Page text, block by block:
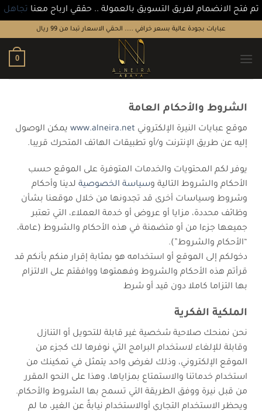
تم فتح الانضمام لفريق التسويق بالعمولة .. حققي ارباح معنا تجاهل
عبايات بجودة عالية بسعر خرافي ..... الحقي الاسعار تبدا من 99 ريال
0
الشروط والأحكام العامة
موقع عبايات النيرة الإلكتروني www.alneira.net يمكن الوصول
إليه عن طريق الإنترنت و/أو تطبيقات الهاتف المتحرك قريبا.
يوفر لكم المحتويات والخدمات المتوفرة على الموقع حسب
الأحكام والشروط التالية وسياسة الخصوصية لدينا وأحكام
وشروط وسياسات أخرى قد تجدونها من خلال موقعنا بشأن
وظائف محددة، مزايا أو عروض أو خدمة العملاء، التي تعتبر
جميعها جزءا من أو متضمنة في هذه الأحكام والشروط (عامة،
“الأحكام والشروط”).
دخولكم إلى الموقع أو استخدامه هو بمثابة إقرار منكم بأنكم قد
قرأتم هذه الأحكام والشروط وفهمتوها ووافقتم على الالتزام
بها التزاما كاملا دون قيد أو شرط
الملكية الفكرية
نحن نمنحك صلاحية شخصية غير قابلة للتحويل أو التنازل
وقابلة للإلغاء لاستخدام البرامج التي نوفرها لك كجزء من
الموقع الإلكتروني، وذلك لغرض واحد يتمثل في تمكينك من
استخدام خدماتنا والاستمتاع بمزاياها، وهذا على النحو المقرر
من قبل نيرة ووفق الطريقة التي تسمح بها الشروط والأحكام.
ويحظر الاستخدام التجاري أوالاستخدام نيابةً عن الغير، ما لم